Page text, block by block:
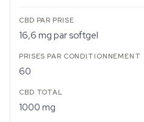
16,6 mg par softgel
60
1000 mg